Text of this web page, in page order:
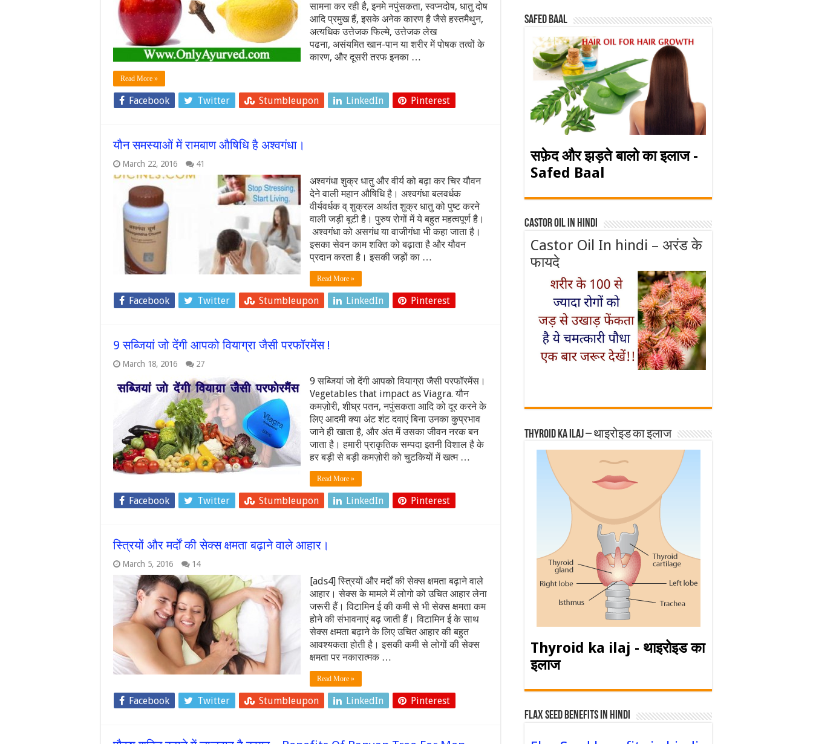
सामना कर रही है, इनमे नपुंसकता, स्वप्नदोष, धातु दोष
आदि प्रमुख हैं, इसके अनेक कारण है जैसे हस्तमैथुन,
अत्यधिक उत्तेजक फिल्मे, उत्तेजक लेख
पढना, असंयमित खान-पान या शरीर में पोषक तत्वों के
कारण, और दूसरी तरफ इनका …
Read More »
Facebook Twitter Stumbleupon LinkedIn Pinterest
यौन समस्याओं में रामबाण औषिधि है अश्वगंधा।
March 22, 2016 41
अश्वगंधा शुक्र धातु और वीर्य को बढ़ा कर चिर यौवन
देने वाली महान औषिधि है। अश्वगंधा बलवर्धक
वीर्यवर्धक व् शुक्रल अर्थात शुक्र धातु को पुष्ट करने
वाली जड़ी बूटी है। पुरुष रोगों में ये बहुत महत्वपूर्ण है।
अश्वगंधा को असगंध या वाजीगंधा भी कहा जाता है।
इसका सेवन काम शक्ति को बढ़ाता है और यौवन
प्रदान करता है। इसकी जड़ों का …
Read More »
Facebook Twitter Stumbleupon LinkedIn Pinterest
9 सब्जियां जो देंगी आपको वियाग्रा जैसी परफॉरमेंस !
March 18, 2016 27
9 सब्जियां जो देंगी आपको वियाग्रा जैसी परफॉरमेंस।
Vegetables that impact as Viagra. यौन
कमज़ोरी, शीघ्र पतन, नपुंसकता आदि को दूर करने के
लिए आदमी क्या अंट शंट दवाएं बिना उनका कुप्रभाव
जाने ही खाता है, और अंत में उसका जीवन नरक बन
जाता है। हमारी प्राकृतिक सम्पदा इतनी विशाल है के
हर बड़ी से बड़ी कमज़ोरी को चुटकियों में खत्म …
Read More »
Facebook Twitter Stumbleupon LinkedIn Pinterest
स्त्रियों और मर्दों की सेक्स क्षमता बढ़ाने वाले आहार।
March 5, 2016 14
[ads4] स्त्रियों और मर्दों की सेक्स क्षमता बढ़ाने वाले
आहार। सेक्स के मामले में लोगो को उचित आहार लेना
जरूरी हैं। विटामिन ई की कमी से भी सेक्स क्षमता कम
होने की संभावनाएं बढ़ जाती हैं। विटामिन ई के साथ
सेक्स क्षमता बढ़ाने के लिए उचित आहार की बहुत
आवश्यकता होती है। इसकी कमी से लोगों की सेक्स
क्षमता पर नकारात्मक …
Read More »
Facebook Twitter Stumbleupon LinkedIn Pinterest
Safed baal
सफ़ेद और झड़ते बालो का इलाज -
Safed Baal
Castor Oil In Hindi
Castor Oil In hindi – अरंड के
फायदे
Thyroid ka ilaj – थाइरोइड का इलाज
Thyroid ka ilaj - थाइरोइड का
इलाज
Flax Seed Benefits in hindi